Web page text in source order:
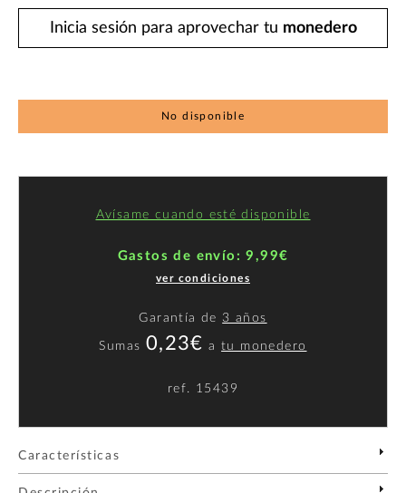
Inicia sesión para aprovechar tu monedero
No disponible
Avísame cuando esté disponible
Gastos de envío: 9,99€
ver condiciones
Garantía de 3 años
Sumas 0,23€ atu monedero
ref. 15439
Características